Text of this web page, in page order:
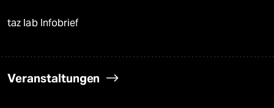
taz lab Infobrief
Veranstaltungen